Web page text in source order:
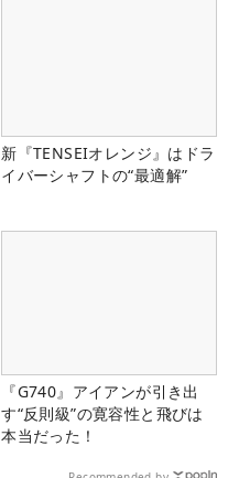
新『TENSEIオレンジ』はドラ
イバーシャフトの“最適解”
『G740』アイアンが引き出
す“反則級”の寛容性と飛びは
本当だった！